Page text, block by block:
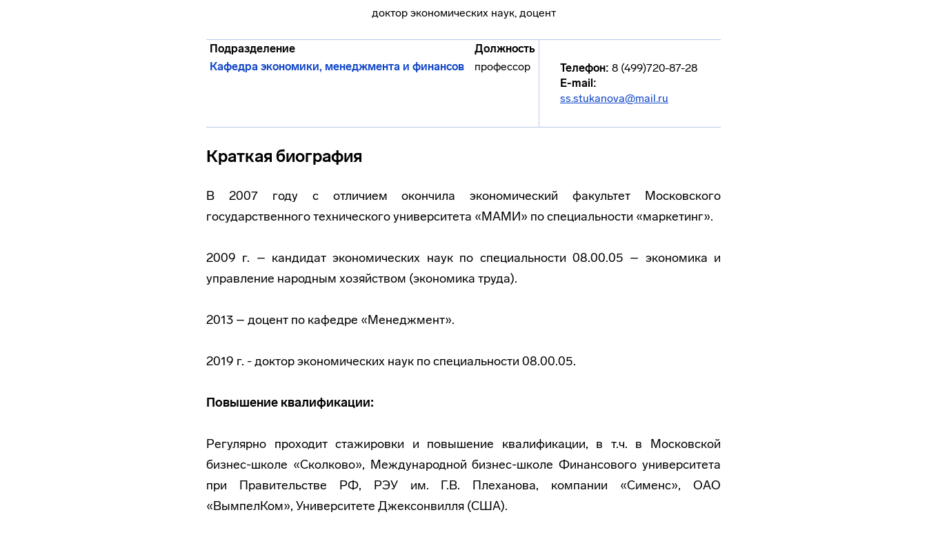
доктор экономических наук, доцент
Подразделение
Должность
Кафедра экономики, менеджмента и финансов
профессор Телефон: 8 (499)720-87-28
E-mail:
ss.stukanova@mail.ru
Краткая биография
В 2007 году с отличием окончила экономический факультет Московского
государственного технического университета «МАМИ» по специальности «маркетинг».
2009 г. – кандидат экономических наук по специальности 08.00.05 – экономика и
управление народным хозяйством (экономика труда).
2013 – доцент по кафедре «Менеджмент».
2019 г. - доктор экономических наук по специальности 08.00.05.
Повышение квалификации:
Регулярно проходит стажировки и повышение квалификации, в т.ч. в Московской
бизнес-школе «Сколково», Международной бизнес-школе Финансового университета
при Правительстве РФ, РЭУ им. Г.В. Плеханова, компании «Сименс», ОАО
«ВымпелКом», Университете Джексонвилля (США).